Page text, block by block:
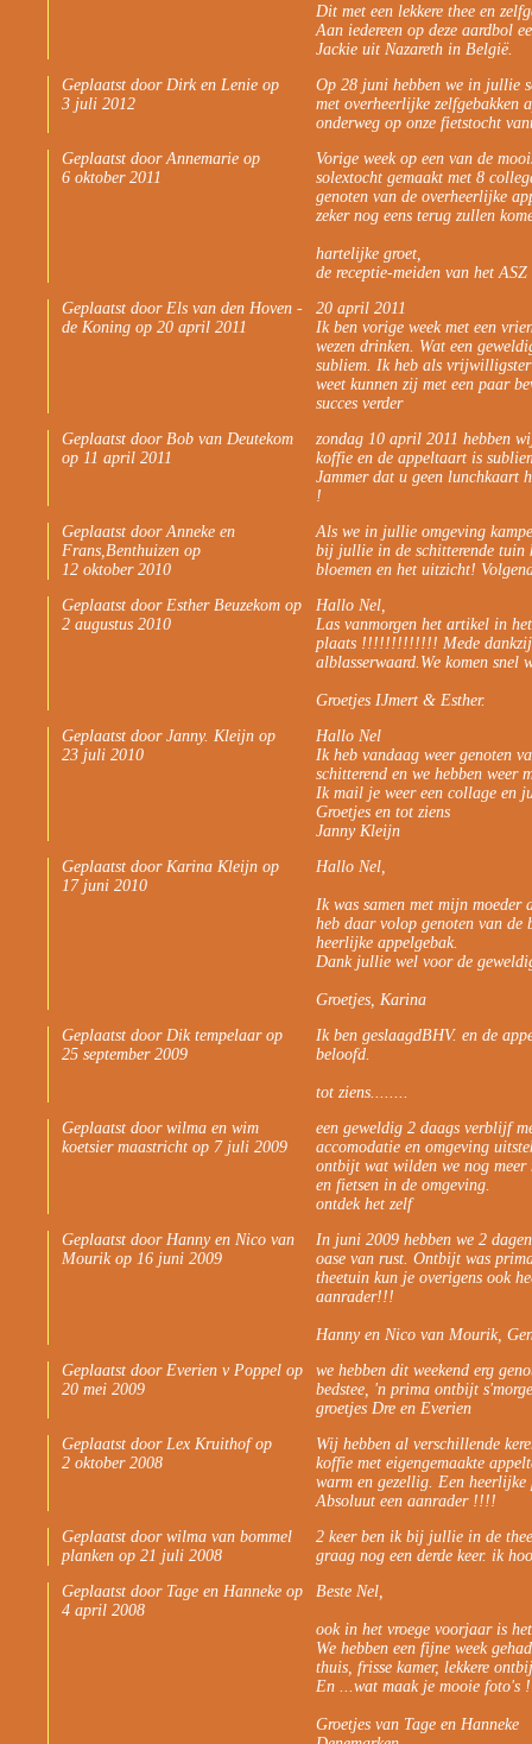
Dit met een lekkere thee en
Aan iedereen op deze aardbol
Jackie uit Nazareth in België.
Geplaatst door Dirk en Lenie op
3 juli 2012
Op 28 juni hebben we in jullie
met overheerlijke zelfgebakken
onderweg op onze fietstocht
Geplaatst door Annemarie op
6 oktober 2011
Vorige week op een van de
solextocht gemaakt met 8
genoten van de overheerlijke
zeker nog eens terug zullen
hartelijke groet,
de receptie-meiden van het ASZ
Geplaatst door Els van den Hoven -
de Koning op 20 april 2011
20 april 2011
Ik ben vorige week met een
wezen drinken. Wat een
subliem. Ik heb als
weet kunnen zij met een paar
succes verder
Geplaatst door Bob van Deutekom
op 11 april 2011
zondag 10 april 2011 hebben
koffie en de appeltaart is
Jammer dat u geen lunchkaart
!
Geplaatst door Anneke en
Frans,Benthuizen op
12 oktober 2010
Als we in jullie omgeving
bij jullie in de schitterende tuin
bloemen en het uitzicht!
Geplaatst door Esther Beuzekom op
2 augustus 2010
Hallo Nel,
Las vanmorgen het artikel in
plaats !!!!!!!!!!!!! Mede dankzij
alblasserwaard.We komen
Groetjes IJmert & Esther.
Geplaatst door Janny. Kleijn op
23 juli 2010
Hallo Nel
Ik heb vandaag weer genoten
schitterend en we hebben weer
Ik mail je weer een collage en
Groetjes en tot ziens
Janny Kleijn
Geplaatst door Karina Kleijn op
17 juni 2010
Hallo Nel,
Ik was samen met mijn moeder
heb daar volop genoten van
heerlijke appelgebak.
Dank jullie wel voor de
Groetjes, Karina
Geplaatst door Dik tempelaar op
25 september 2009
Ik ben geslaagdBHV. en de
beloofd.
tot ziens........
Geplaatst door wilma en wim
koetsier maastricht op 7 juli 2009
een geweldig 2 daags verblijf
accomodatie en omgeving
ontbijt wat wilden we nog
en fietsen in de omgeving.
ontdek het zelf
Geplaatst door Hanny en Nico van
Mourik op 16 juni 2009
In juni 2009 hebben we 2
oase van rust. Ontbijt was
theetuin kun je overigens ook
aanrader!!!
Hanny en Nico van Mourik,
Geplaatst door Everien v Poppel op
20 mei 2009
we hebben dit weekend erg
bedstee, 'n prima ontbijt
groetjes Dre en Everien
Geplaatst door Lex Kruithof op
2 oktober 2008
Wij hebben al verschillende
koffie met eigengemaakte
warm en gezellig. Een
Absoluut een aanrader !!!!
Geplaatst door wilma van bommel
planken op 21 juli 2008
2 keer ben ik bij jullie in de
graag nog een derde keer. ik
Geplaatst door Tage en Hanneke op
4 april 2008
Beste Nel,
ook in het vroege voorjaar is
We hebben een fijne week
thuis, frisse kamer, lekkere
En ...wat maak je mooie foto's
Groetjes van Tage en Hanneke